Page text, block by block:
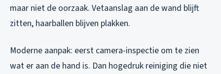
maar niet de oorzaak. Vetaanslag aan de wand blijft
zitten, haarballen blijven plakken.
Moderne aanpak: eerst camera-inspectie om te zien
wat er aan de hand is. Dan hogedruk reiniging die niet